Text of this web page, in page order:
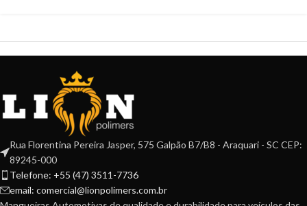
Rua Florentina Pereira Jasper, 575 Galpão B7/B8 - Araquari - SC CEP:
89245-000
Telefone: +55 (47) 3511-7736
email: comercial@lionpolimers.com.br